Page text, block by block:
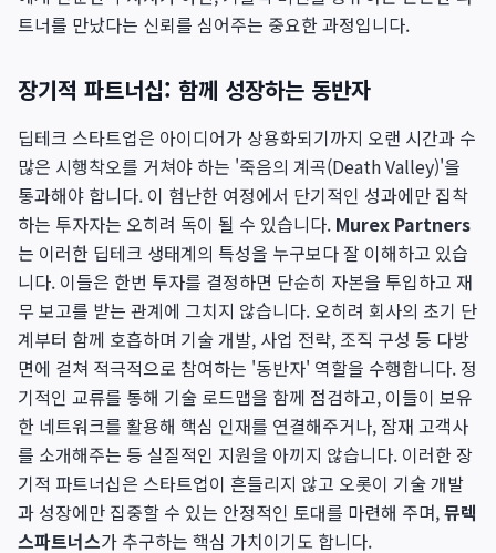
트너를 만났다는 신뢰를 심어주는 중요한 과정입니다.
장기적 파트너십: 함께 성장하는 동반자
딥테크 스타트업은 아이디어가 상용화되기까지 오랜 시간과 수
많은 시행착오를 거쳐야 하는 '죽음의 계곡(Death Valley)'을
통과해야 합니다. 이 험난한 여정에서 단기적인 성과에만 집착
하는 투자자는 오히려 독이 될 수 있습니다. Murex Partners
는 이러한 딥테크 생태계의 특성을 누구보다 잘 이해하고 있습
니다. 이들은 한번 투자를 결정하면 단순히 자본을 투입하고 재
무 보고를 받는 관계에 그치지 않습니다. 오히려 회사의 초기 단
계부터 함께 호흡하며 기술 개발, 사업 전략, 조직 구성 등 다방
면에 걸쳐 적극적으로 참여하는 '동반자' 역할을 수행합니다. 정
기적인 교류를 통해 기술 로드맵을 함께 점검하고, 이들이 보유
한 네트워크를 활용해 핵심 인재를 연결해주거나, 잠재 고객사
를 소개해주는 등 실질적인 지원을 아끼지 않습니다. 이러한 장
기적 파트너십은 스타트업이 흔들리지 않고 오롯이 기술 개발
과 성장에만 집중할 수 있는 안정적인 토대를 마련해 주며,뮤렉
스파트너스가 추구하는 핵심 가치이기도 합니다.